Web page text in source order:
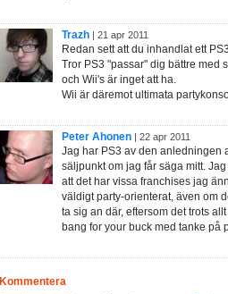
Trazh | 21 apr 2011
Redan sett att du inhandlat ett
Tror PS3 "passar" dig bättre med
och Wii's är inget att ha.
Wii är däremot ultimata
Peter Ahonen | 22 apr 2011
Jag har PS3 av den anledningen
säljpunkt om jag får säga mitt.
att det har vissa franchises jag
väldigt party-orienterat, även om
ta sig an där, eftersom det trots
bang for your buck med tanke på
Kommentera